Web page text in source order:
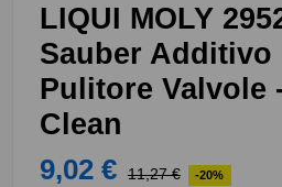
LIQUI MOLY
Sauber Additivo
Pulitore Valvole
Clean
9,02 € 11,27 € -20%